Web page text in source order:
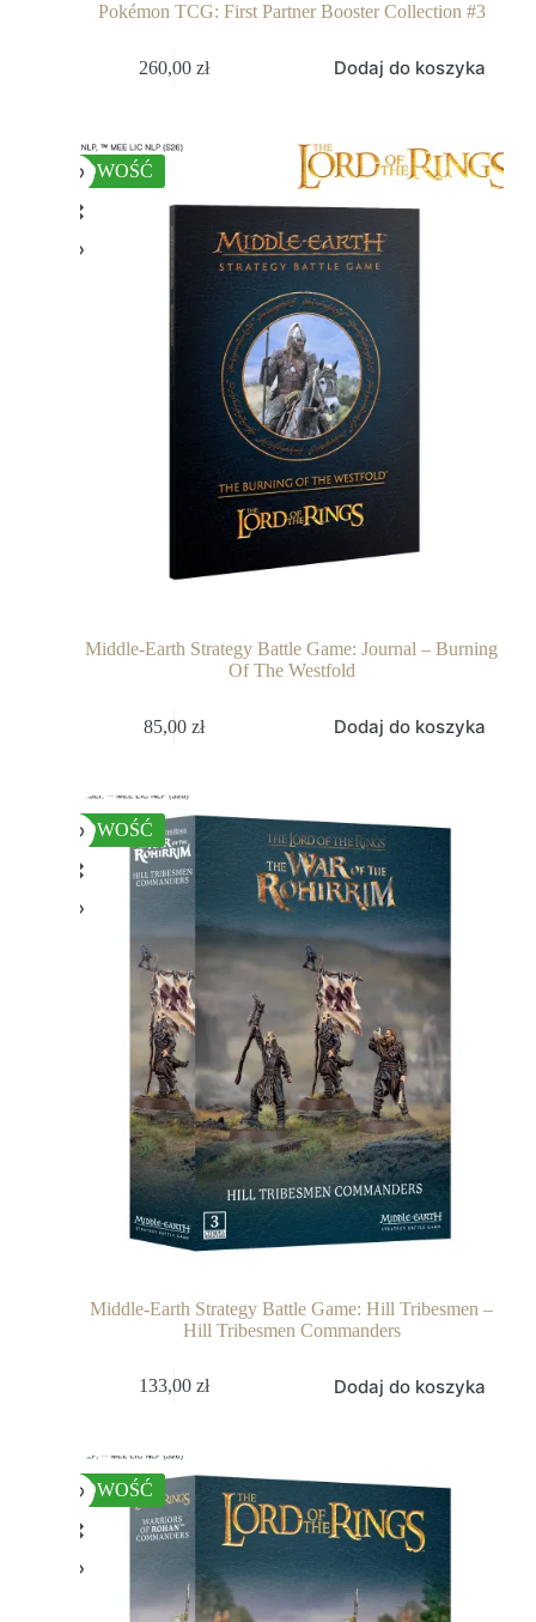
Pokémon TCG: First Partner Booster Collection #3
260,00 zł Dodaj do koszyka
NOWOŚĆ
Middle-Earth Strategy Battle Game: Journal – Burning
Of The Westfold
85,00 zł Dodaj do koszyka
NOWOŚĆ
Middle-Earth Strategy Battle Game: Hill Tribesmen –
Hill Tribesmen Commanders
133,00 zł Dodaj do koszyka
NOWOŚĆ